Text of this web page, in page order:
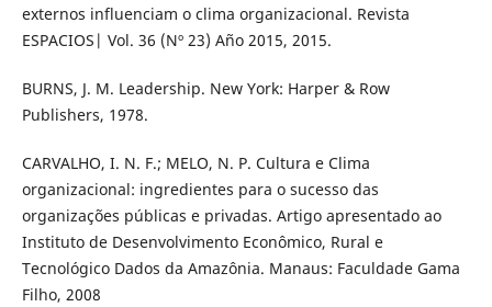
externos influenciam o clima organizacional. Revista
ESPACIOS| Vol. 36 (Nº 23) Año 2015, 2015.
BURNS, J. M. Leadership. New York: Harper & Row
Publishers, 1978.
CARVALHO, I. N. F.; MELO, N. P. Cultura e Clima
organizacional: ingredientes para o sucesso das
organizações públicas e privadas. Artigo apresentado ao
Instituto de Desenvolvimento Econômico, Rural e
Tecnológico Dados da Amazônia. Manaus: Faculdade Gama
Filho, 2008